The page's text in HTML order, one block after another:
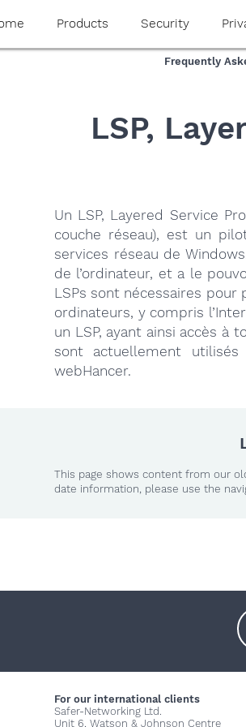
Products Security
Frequently
LSP,
Un LSP, Layered Service
couche réseau), est un
services réseau de
de l’ordinateur, et a le
LSPs sont nécessaires pour
ordinateurs, y compris
un LSP, ayant ainsi accès à
sont actuellement utilisés
webHancer.
This page shows content from our
date information, please use the
For our international clients
Safer-Networking Ltd.
Unit 6, Watson & Johnson Centre